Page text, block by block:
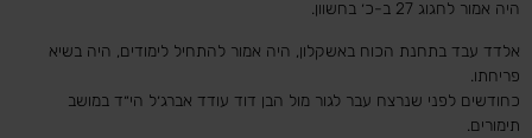
היה אמור לחגוג 27 ב-כ׳ בחשוון.
אלדד עבד בתחנת הכוח באשקלון, היה אמור להתחיל לימודים, היה בשיא
פריחתו.
כחודשים לפני שנרצח עבר לגור מול הבן דוד עודד אברג׳ל הי״ד במושב
תימורים.